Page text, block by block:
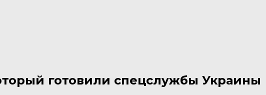
готовили спецслужбы Украины